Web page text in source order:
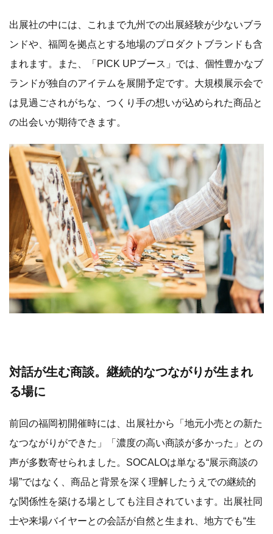
出展社の中には、これまで九州での出展経験が少ないブラ
ンドや、福岡を拠点とする地場のプロダクトブランドも含
まれます。また、「PICK UPブース」では、個性豊かなブ
ランドが独自のアイテムを展開予定です。大規模展示会で
は見過ごされがちな、つくり手の想いが込められた商品と
の出会いが期待できます。
対話が生む商談。継続的なつながりが生まれ
る場に
前回の福岡初開催時には、出展社から「地元小売との新た
なつながりができた」「濃度の高い商談が多かった」との
声が多数寄せられました。SOCALOは単なる“展示商談の
場”ではなく、商品と背景を深く理解したうえでの継続的
な関係性を築ける場としても注目されています。出展社同
士や来場バイヤーとの会話が自然と生まれ、地方でも“生